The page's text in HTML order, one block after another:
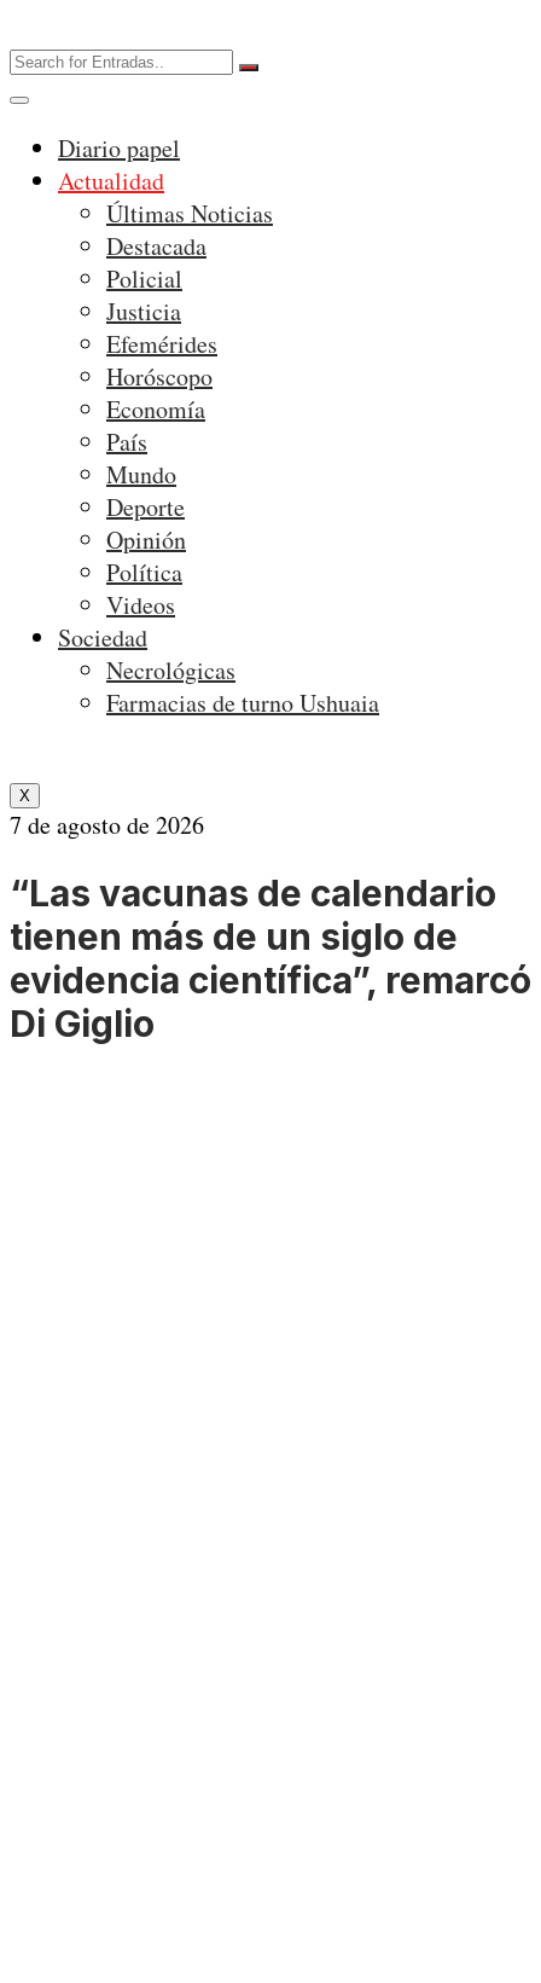
Diario papel
Actualidad
Últimas Noticias
Destacada
Policial
Justicia
Efemérides
Horóscopo
Economía
País
Mundo
Deporte
Opinión
Política
Videos
Sociedad
Necrológicas
Farmacias de turno Ushuaia
X
7 de agosto de 2026
“Las vacunas de calendario
tienen más de un siglo de
evidencia científica”, remarcó
Di Giglio